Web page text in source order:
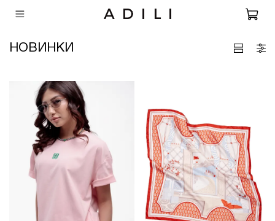
НОВИНКИ